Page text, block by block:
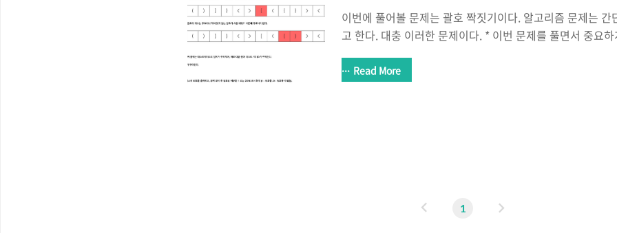
이번에 풀어볼 문제는 괄호 짝짓기이다. 알고리즘 문제는 간
고 한다. 대충 이러한 문제이다. * 이번 문제를 풀면서 중요
진행할 것인지 파악 -> 한쪽 형태의 모양을 스택에 우선 넣고
Read More
1
다